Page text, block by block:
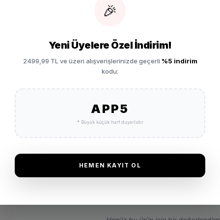
Basketbol
🎉
Yeni Üyelere Özel İndirim!
2499,99 TL ve üzeri alışverişlerinizde geçerli %5 indirim
kodu:
APP5
* Büyük küçük harf duyarlıdır
HEMEN KAYIT OL